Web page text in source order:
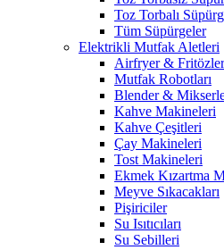
Toz Torbalı
Tüm Süpürgeler
Elektrikli Mutfak Aletleri
Airfryer & Fritözler
Mutfak Robotları
Blender &
Kahve Makineleri
Kahve Çeşitleri
Çay Makineleri
Tost Makineleri
Ekmek Kızartma
Meyve Sıkacakları
Pişiriciler
Su Isıtıcıları
Su Sebilleri